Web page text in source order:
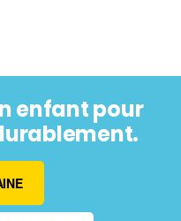
enfant pour